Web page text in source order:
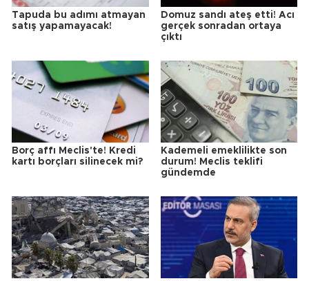
Tapuda bu adımı atmayan
satış yapamayacak!
Domuz sandı ateş etti! Acı
gerçek sonradan ortaya
çıktı
Borç affı Meclis'te! Kredi
kartı borçları silinecek mi?
Kademeli emeklilikte son
durum! Meclis teklifi
gündemde